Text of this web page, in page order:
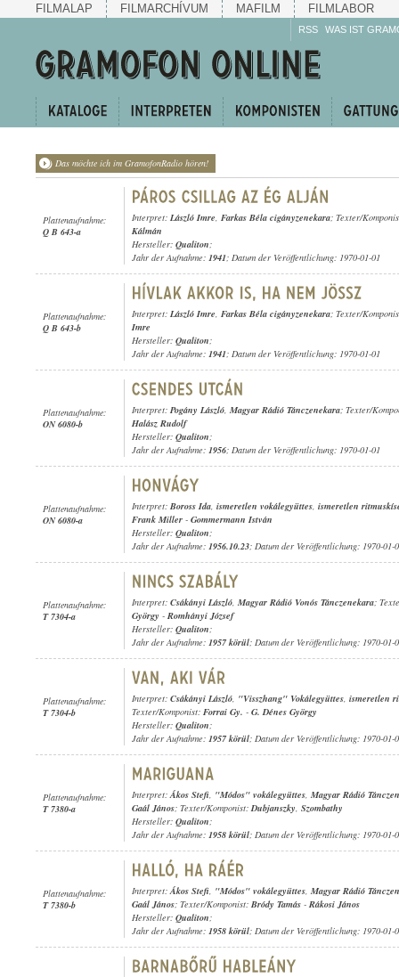
FILMALAP FILMARCHÍVUM MAFILM FILMLABOR
RSS WAS IST
Das möchte ich im GramofonRadio hören!
Plattenaufnahme:
Q B 643-a
Interpret: László Imre, Farkas Béla cigányzenekara; Texter/
Kálmán
Hersteller: Qualiton;
Jahr der Aufnahme: 1941; Datum der Veröffentlichung: 1970-01-01
Plattenaufnahme:
Q B 643-b
Interpret: László Imre, Farkas Béla cigányzenekara; Texter/
Imre
Hersteller: Qualiton;
Jahr der Aufnahme: 1941; Datum der Veröffentlichung: 1970-01-01
Plattenaufnahme:
ON 6080-b
Interpret: Pogány László, Magyar Rádió Tánczenekara; Texter/
Halász Rudolf
Hersteller: Qualiton;
Jahr der Aufnahme: 1956; Datum der Veröffentlichung: 1970-01-01
Plattenaufnahme:
ON 6080-a
Interpret: Boross Ida, ismeretlen vokálegyüttes, ismeretlen
Frank Miller - Gommermann István
Hersteller: Qualiton;
Jahr der Aufnahme: 1956.10.23; Datum der Veröffentlichung: 1970-01-
Plattenaufnahme:
T 7304-a
Interpret: Csákányi László, Magyar Rádió Vonós Tánczenekara;
György - Romhányi József
Hersteller: Qualiton;
Jahr der Aufnahme: 1957 körül; Datum der Veröffentlichung: 1970-01-
Plattenaufnahme:
T 7304-b
Interpret: Csákányi László, "Visszhang" Vokálegyüttes, ismeretlen
Texter/Komponist: Forrai Gy. - G. Dénes György
Hersteller: Qualiton;
Jahr der Aufnahme: 1957 körül; Datum der Veröffentlichung: 1970-01-
Plattenaufnahme:
T 7380-a
Interpret:Ákos Stefi, "Módos" vokálegyüttes, Magyar Rádió
Gaál János; Texter/Komponist:Dubjanszky, Szombathy
Hersteller: Qualiton;
Jahr der Aufnahme: 1958 körül; Datum der Veröffentlichung: 1970-01-
Plattenaufnahme:
T 7380-b
Interpret:Ákos Stefi, "Módos" vokálegyüttes, Magyar Rádió
Gaál János; Texter/Komponist: Bródy Tamás - Rákosi János
Hersteller: Qualiton;
Jahr der Aufnahme: 1958 körül; Datum der Veröffentlichung: 1970-01-